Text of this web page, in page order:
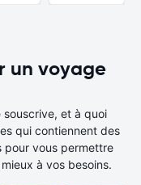
un voyage
et à quoi
qui contiennent des
pour vous permettre
à vos besoins.